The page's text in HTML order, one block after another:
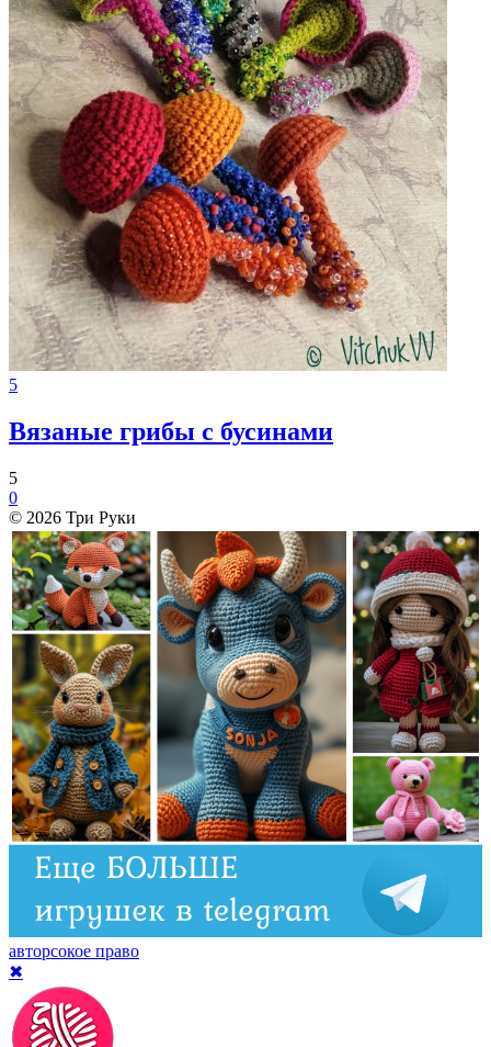
5
Вязаные грибы с бусинами
5
0
© 2026 Три Руки
авторсокое право
✖